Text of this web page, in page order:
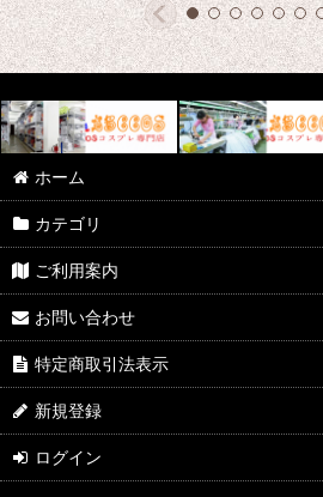
ホーム
カテゴリ
ご利用案内
お問い合わせ
特定商取引法表示
新規登録
ログイン